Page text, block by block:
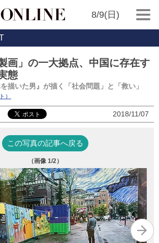
8/9(日)
画」の一大拠点、中国に存在す
態
描いた男』が描く「社会問題」と「救い」
）
2018/11/07
この写真の記事へ戻る
（画像 1/2）